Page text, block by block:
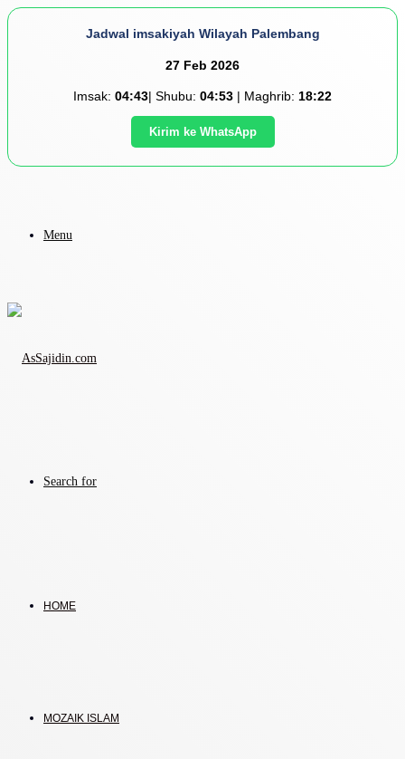
Jadwal imsakiyah Wilayah Palembang
27 Feb 2026
Imsak: 04:43| Shubu: 04:53 | Maghrib: 18:22
Kirim ke WhatsApp
Menu
Search for
HOME
MOZAIK ISLAM